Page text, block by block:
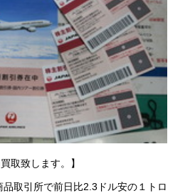
取致します。】
取引所で前日比2.3ドル安の１トロ